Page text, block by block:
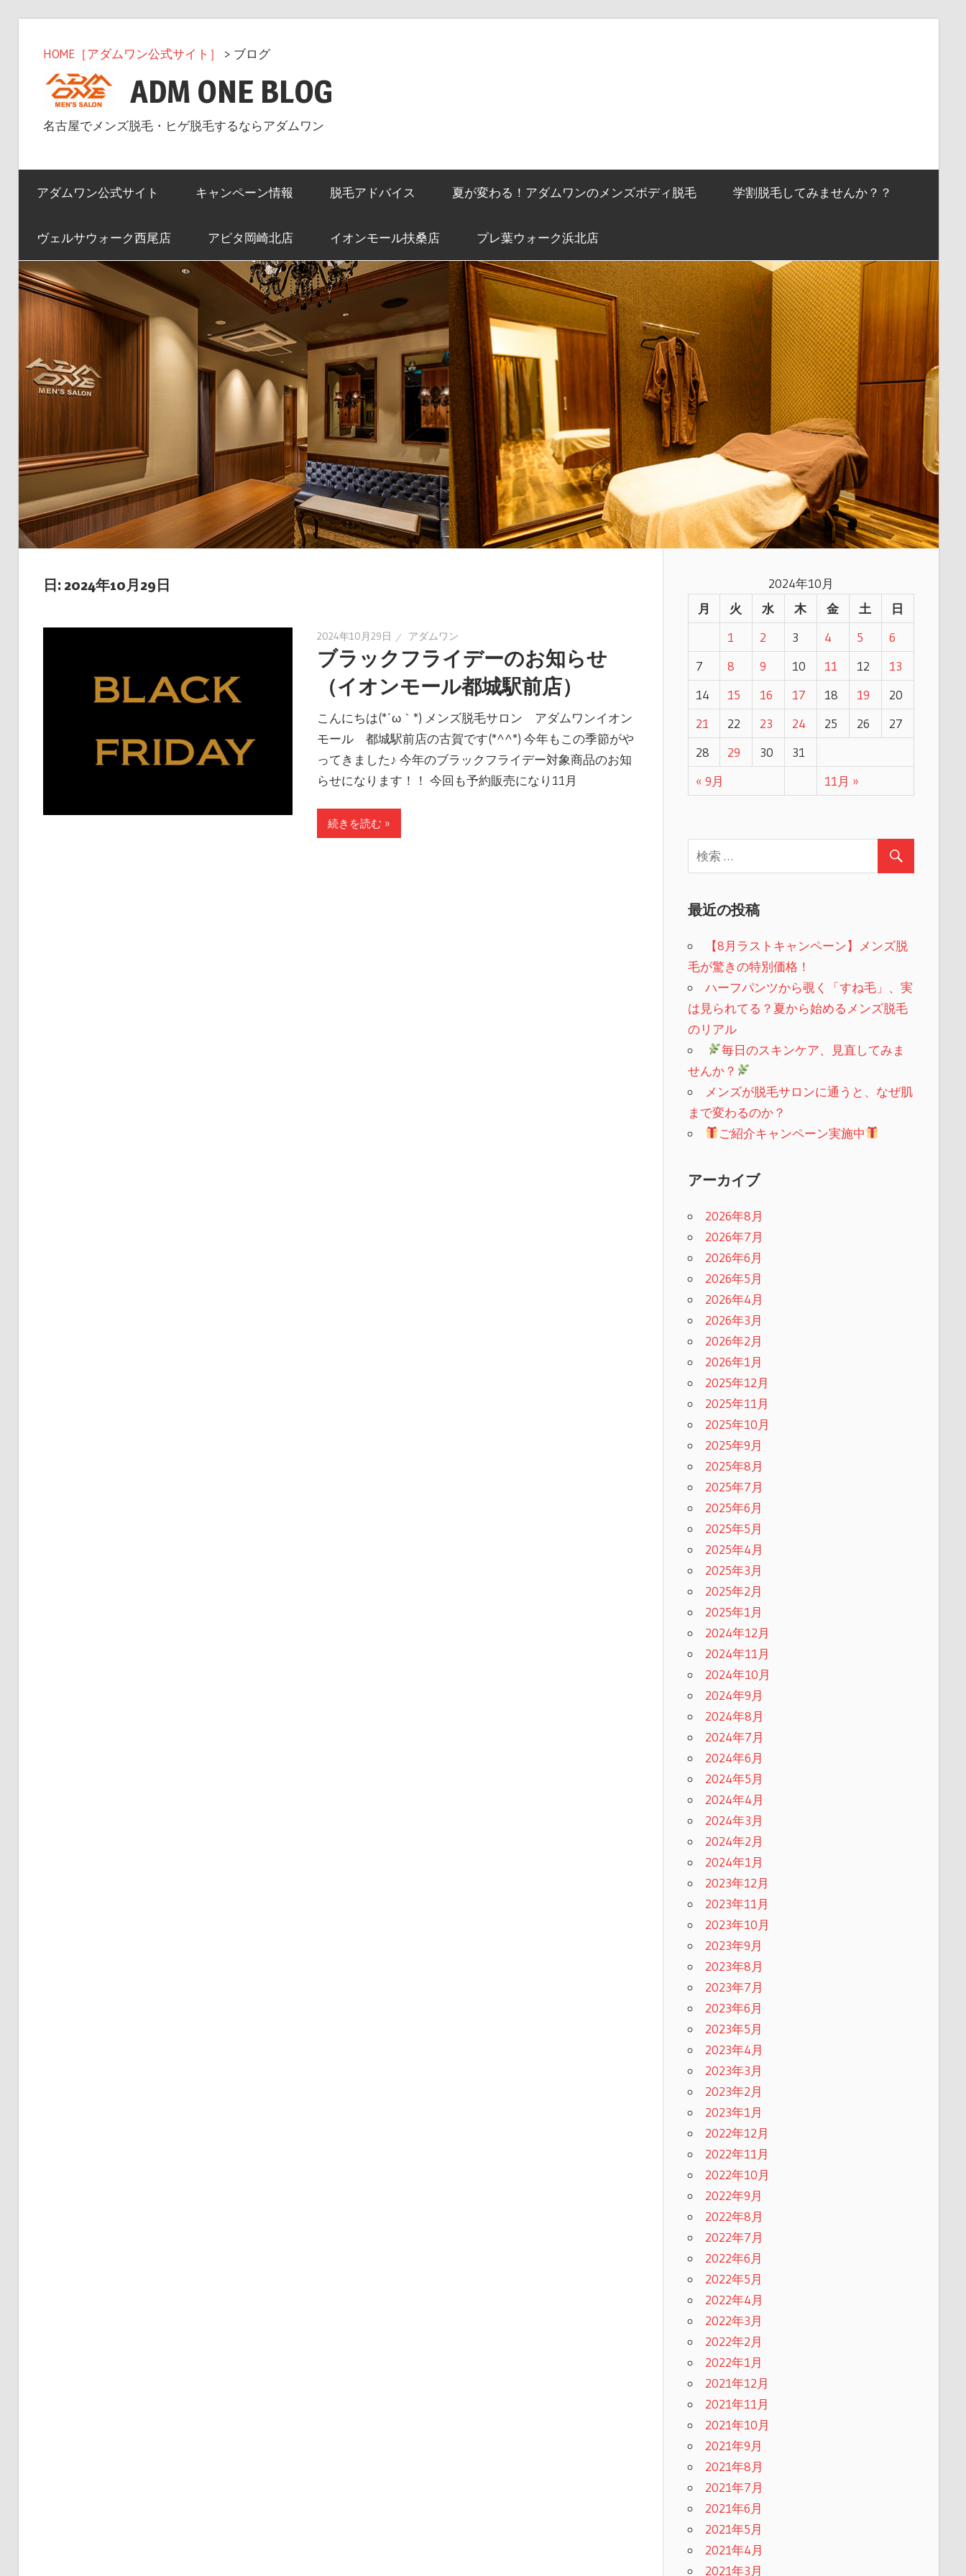
キ
HOME［アダムワン公式サイト］ > ブログ
ADM ONE BLOG
名古屋でメンズ脱毛・ヒゲ脱毛するならアダムワン
アダムワン公式サイト キャンペーン情報 脱毛アドバイス 夏が変わる！アダムワンのメンズボディ脱毛 学割脱毛してみませんか？？
ヴェルサウォーク西尾店 アピタ岡崎北店 イオンモール扶桑店 プレ葉ウォーク浜北店
日: 2024年10月29日
2024年10月29日 アダムワン
ブラックフライデーのお知らせ
（イオンモール都城駅前店）
こんにちは(*´ω｀*) メンズ脱毛サロン アダムワンイオン
モール 都城駅前店の古賀です(*^^*) 今年もこの季節がや
ってきました♪ 今年のブラックフライデー対象商品のお知
らせになります！！ 今回も予約販売になり11月
続きを読む »
2024年10月
月
火 水 木 金 土 日
« 9月 11月 »
1 2 3 4 5
6
7
8 9 10 11 12
13
14
15 16 17 18 19
20
21
22 23 24 25 26
27
28
29 30 31
最近の投稿
【8月ラストキャンペーン】メンズ脱
毛が驚きの特別価格！
ハーフパンツから覗く「すね毛」、実
は見られてる？夏から始めるメンズ脱毛
のリアル
毎日のスキンケア、見直してみま
せんか？
メンズが脱毛サロンに通うと、なぜ肌
まで変わるのか？
ご紹介キャンペーン実施中
アーカイブ
2026年8月
2026年7月
2026年6月
2026年5月
2026年4月
2026年3月
2026年2月
2026年1月
2025年12月
2025年11月
2025年10月
2025年9月
2025年8月
2025年7月
2025年6月
2025年5月
2025年4月
2025年3月
2025年2月
2025年1月
2024年12月
2024年11月
2024年10月
2024年9月
2024年8月
2024年7月
2024年6月
2024年5月
2024年4月
2024年3月
2024年2月
2024年1月
2023年12月
2023年11月
2023年10月
2023年9月
2023年8月
2023年7月
2023年6月
2023年5月
2023年4月
2023年3月
2023年2月
2023年1月
2022年12月
2022年11月
2022年10月
2022年9月
2022年8月
2022年7月
2022年6月
2022年5月
2022年4月
2022年3月
2022年2月
2022年1月
2021年12月
2021年11月
2021年10月
2021年9月
2021年8月
2021年7月
2021年6月
2021年5月
2021年4月
2021年3月